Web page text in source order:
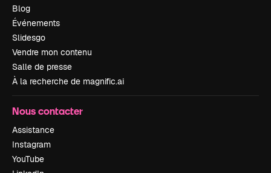
Blog
Événements
Slidesgo
Vendre mon contenu
Salle de presse
À la recherche de magnific.ai
Nous contacter
Assistance
Instagram
YouTube